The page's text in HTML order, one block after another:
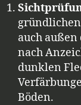
auch außen
nach
dunklen
Böden.